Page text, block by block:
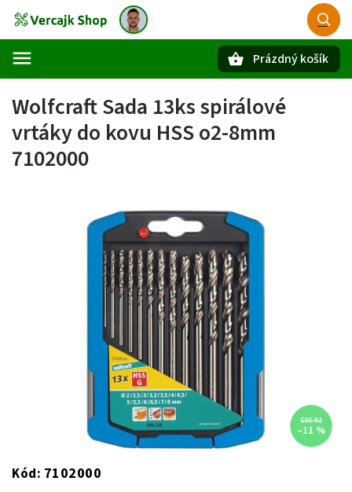
Prázdný košík
Wolfcraft Sada 13ks spirálové
vrtáky do kovu HSS o2-8mm
7102000
690 Kč
–11 %
Kód: 7102000